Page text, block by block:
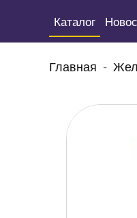
Каталог
Главная